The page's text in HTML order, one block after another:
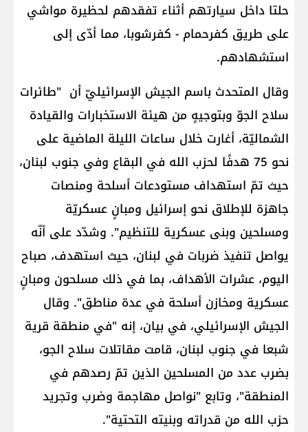
حلتا داخل سيارتهم أثناء تفقدهم لحظيرة مواشي
على طريق كفرحمام - كفرشوبا، مما أدّى إلى
استشهادهم.
وقال المتحدث باسم الجيش الإسرائيليّ أن "طائرات
سلاح الجوّ وبتوجيهٍ من هيئة الاستخبارات والقيادة
الشماليّة، أغارت خلال ساعات الليلة الماضية على
نحو 75 هدفًا لحزب الله في البقاع وفي جنوب لبنان،
حيث تمّ استهداف مستودعات أسلحة ومنصات
جاهزة للإطلاق نحو إسرائيل ومبانٍ عسكريّة
ومسلحين وبنى عسكرية للتنظيم". وشدّد على أنّه
يواصل تنفيذ ضربات في لبنان، حيث استهدف، صباح
اليوم، عشرات الأهداف، بما في ذلك مسلحون ومبانٍ
عسكرية ومخازن أسلحة في عدة مناطق". وقال
الجيش الإسرائيلي، في بيان، إنه "في منطقة قرية
شبعا في جنوب لبنان، قامت مقاتلات سلاح الجو،
بضرب عدد من المسلحين الذين تمّ رصدهم في
المنطقة"، وتابع "نواصل مهاجمة وضرب وتجريد
حزب الله من قدراته وبنيته التحتية".